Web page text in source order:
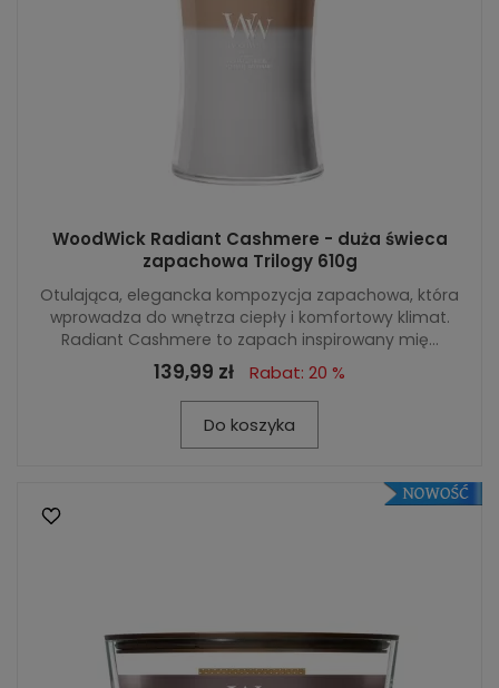
WoodWick Radiant Cashmere - duża świeca
zapachowa Trilogy 610g
Otulająca, elegancka kompozycja zapachowa, która
wprowadza do wnętrza ciepły i komfortowy klimat.
Radiant Cashmere to zapach inspirowany mię...
139,99 zł Rabat: 20 %
Do koszyka